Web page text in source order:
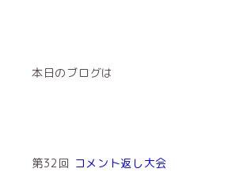
本日のブログは
第32回 コメント返し大会